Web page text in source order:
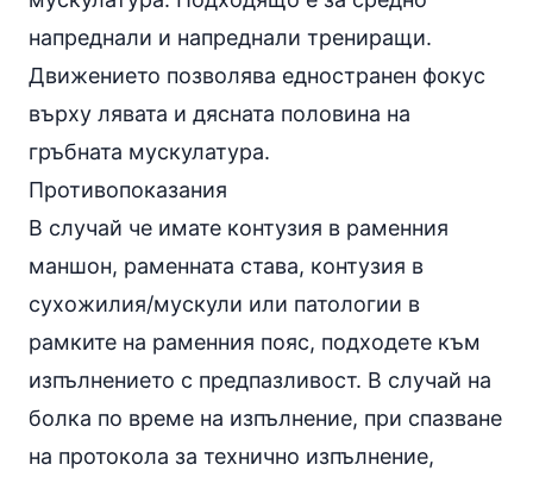
напреднали и напреднали трениращи.
Движението позволява едностранен фокус
върху лявата и дясната половина на
гръбната мускулатура.
Противопоказания
В случай че имате контузия в раменния
маншон, раменната става, контузия в
сухожилия/мускули или патологии в
рамките на раменния пояс, подходете към
изпълнението с предпазливост. В случай на
болка по време на изпълнение, при спазване
на протокола за технично изпълнение,